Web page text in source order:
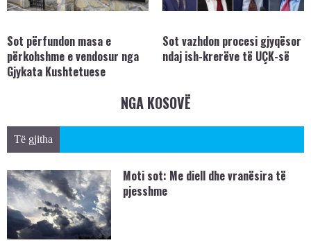
Sot përfundon masa e
përkohshme e vendosur nga
Gjykata Kushtetuese
Sot vazhdon procesi gjyqësor
ndaj ish-krerëve të UÇK-së
NGA KOSOVË
Të gjitha
Moti sot: Me diell dhe vranësira të
pjesshme